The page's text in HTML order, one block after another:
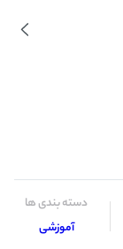
دسته بندی ها
آموزشی